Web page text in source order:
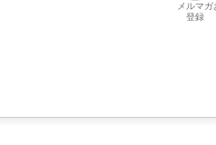
メルマガ
登録